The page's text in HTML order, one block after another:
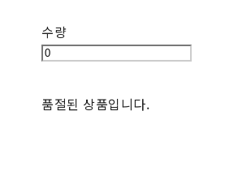
수량
품절된 상품입니다.